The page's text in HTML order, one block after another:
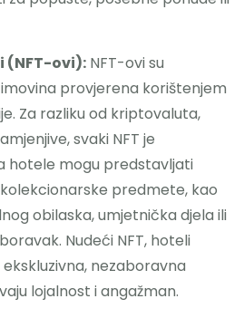
(NFT-ovi): NFT-ovi su
provjerena korištenjem
Za razliku od kriptovaluta,
svaki NFT je
hotele mogu predstavljati
predmete, kao
obilaska, umjetnička djela ili
Nudeći NFT, hoteli
nezaboravna
lojalnost i angažman.